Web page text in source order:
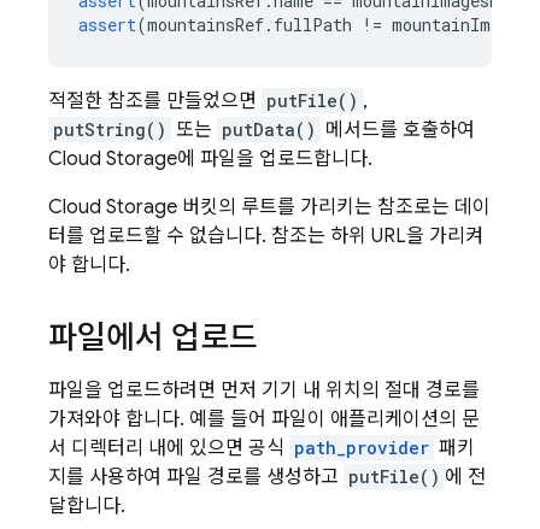
assert(mountainsRef. fullPath !=
적절한 참조를 만들었으면 putFile() ,
putString() 또는 putData() 메서드를 호출하여
Cloud Storage에 파일을 업로드합니다.
Cloud Storage 버킷의 루트를 가리키는 참조로는 데이
터를 업로드할 수 없습니다. 참조는 하위 URL을 가리켜
야 합니다.
파일에서 업로드
파일을 업로드하려면 먼저 기기 내 위치의 절대 경로를
가져와야 합니다. 예를 들어 파일이 애플리케이션의 문
서 디렉터리 내에 있으면 공식 path_provider 패키
지를 사용하여 파일 경로를 생성하고 putFile() 에 전
달합니다.